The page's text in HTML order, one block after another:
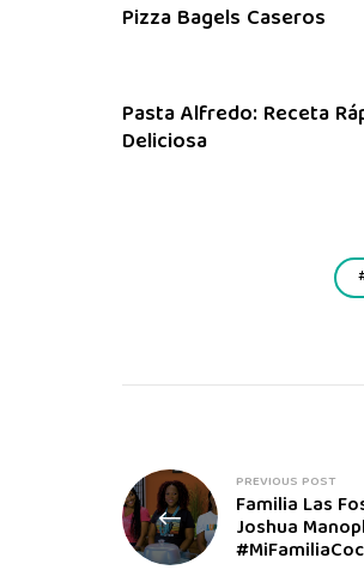
Pizza Bagels Caseros
Pasta Alfredo: Receta
Deliciosa
PREVIOUS POST
Familia Las
Joshua